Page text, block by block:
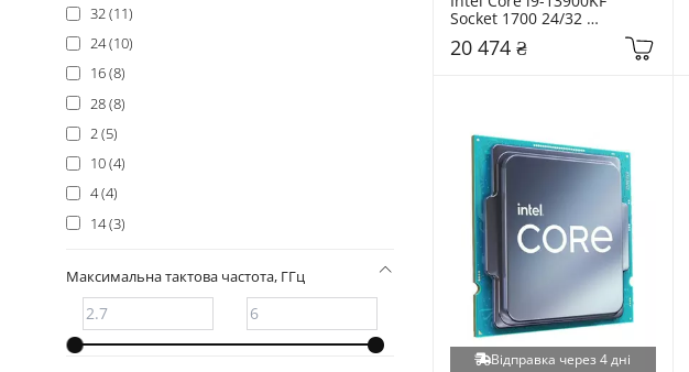
32 (11)
24 (10)
16 (8)
28 (8)
2 (5)
10 (4)
4 (4)
14 (3)
Максимальна тактова частота, ГГц
Socket 1700 24/32
(CM8071505094012) Tray
20 474 ₴
Відправка через 4 дні